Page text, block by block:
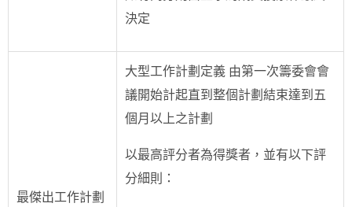
決定
最傑出工作計劃
大型工作計劃定義 由第一次籌委會會
議開始計起直到整個計劃結束達到五
個月以上之計劃
以最高評分者為得獎者，並有以下評
分細則：